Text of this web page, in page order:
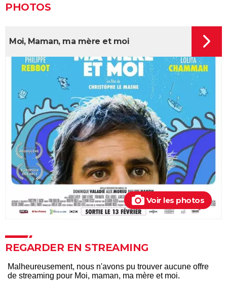
Sans filtre : critiques, streaming, casting, avis...
Anora : streaming, casting, intrigue... Tout sur le film
The Phoenician Scheme : faut-il voir le dernier Wes
Anderson ? Notre critique
Billy Elliot
En roue libre
"Pauvres créatures" : de quoi parle ce film étrange
avec Emma Stone ?
Captain Fantastic : synopsis, casting, bande-
annonce, streaming, avis...
Le Fabuleux Destin d'Amélie Poulain : synopsis,
casting, bande-annonce, streaming...
Les goûts et les couleurs
Yorgos Lanthimos
May December
The Truman Show
Breakfast Club : synopsis, casting, streaming, avis...
PHOTOS
Voir les photos
Moi, Maman, ma mère et moi
REGARDER EN STREAMING